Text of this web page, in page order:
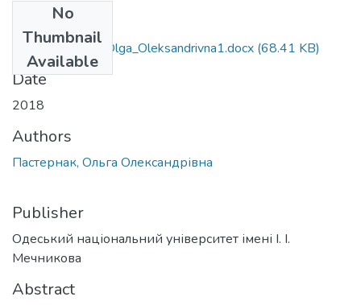
No
Thumbnail
Available
081_Pasternak_Olga_Oleksandrivna1.docx (68.41 KB)
Date
2018
Authors
Пастернак, Ольга Олександрівна
Publisher
Одеський національний університет імені І. І.
Мечникова
Abstract